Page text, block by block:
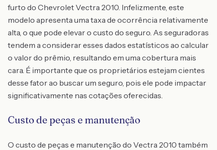
furto do Chevrolet Vectra 2010. Infelizmente, este
modelo apresenta uma taxa de ocorrência relativamente
alta, o que pode elevar o custo do seguro. As seguradoras
tendem a considerar esses dados estatísticos ao calcular
o valor do prêmio, resultando em uma cobertura mais
cara. É importante que os proprietários estejam cientes
desse fator ao buscar um seguro, pois ele pode impactar
significativamente nas cotações oferecidas.
Custo de peças e manutenção
O custo de peças e manutenção do Vectra 2010 também